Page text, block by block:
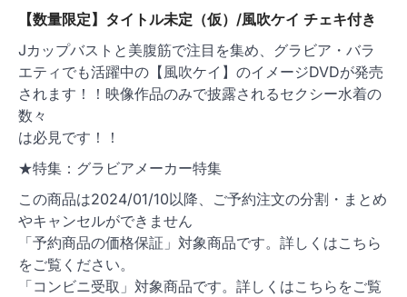
ョ
ン
【数量限定】タイトル未定（仮）/風吹ケイ チェキ付き
Jカップバストと美腹筋で注目を集め、グラビア・バラ
エティでも活躍中の【風吹ケイ】のイメージDVDが発売
されます！！映像作品のみで披露されるセクシー水着の
数々
は必見です！！
★特集：グラビアメーカー特集
この商品は2024/01/10以降、ご予約注文の分割・まとめ
やキャンセルができません
「予約商品の価格保証」対象商品です。詳しくはこちら
をご覧ください。
「コンビニ受取」対象商品です。詳しくはこちらをご覧